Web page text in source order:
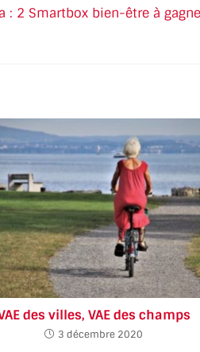
: 2 Smartbox bien-être à
des villes, VAE des champs
3 décembre 2020